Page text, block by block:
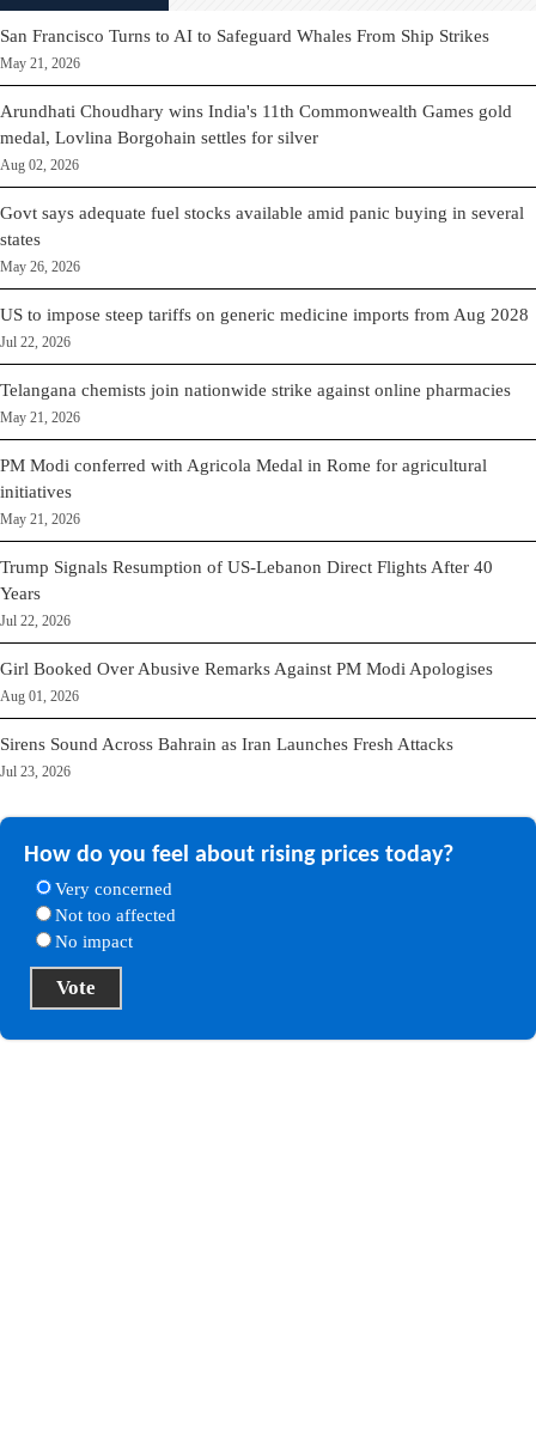
San Francisco Turns to AI to Safeguard Whales From Ship Strikes
May 21, 2026
Arundhati Choudhary wins India's 11th Commonwealth Games gold
medal, Lovlina Borgohain settles for silver
Aug 02, 2026
Govt says adequate fuel stocks available amid panic buying in several
states
May 26, 2026
US to impose steep tariffs on generic medicine imports from Aug 2028
Jul 22, 2026
Telangana chemists join nationwide strike against online pharmacies
May 21, 2026
PM Modi conferred with Agricola Medal in Rome for agricultural
initiatives
May 21, 2026
Trump Signals Resumption of US-Lebanon Direct Flights After 40
Years
Jul 22, 2026
Girl Booked Over Abusive Remarks Against PM Modi Apologises
Aug 01, 2026
Sirens Sound Across Bahrain as Iran Launches Fresh Attacks
Jul 23, 2026
How do you feel about rising prices today?
Very concerned
Not too affected
No impact